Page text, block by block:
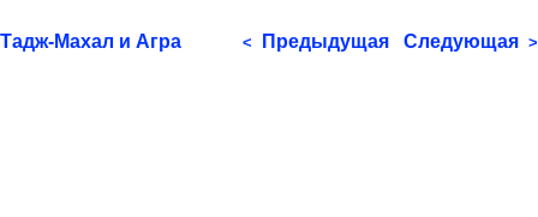
Тадж-Махал и Агра < Предыдущая Следующая >